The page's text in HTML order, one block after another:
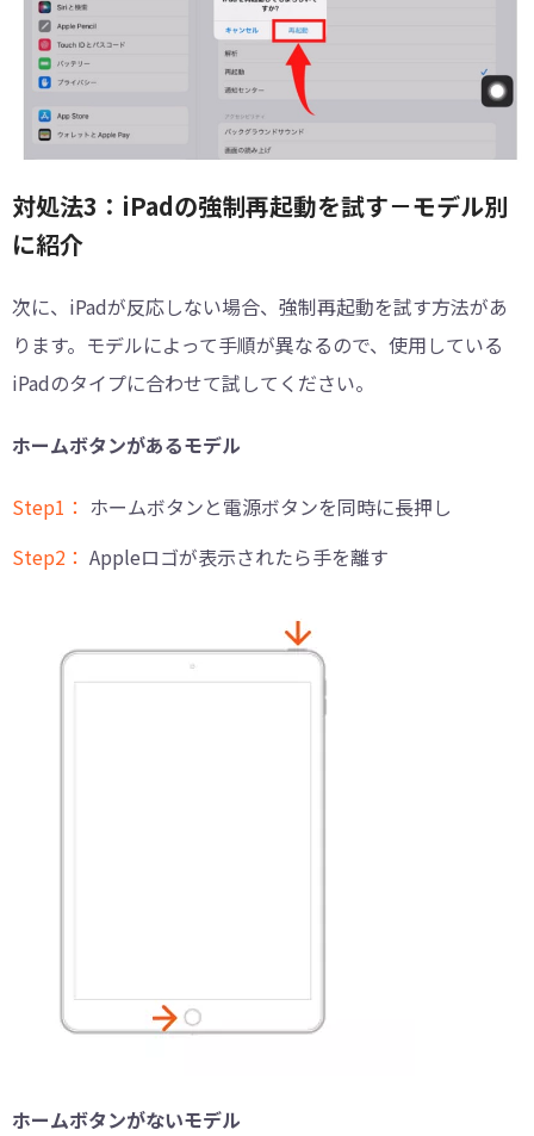
対処法3：iPadの強制再起動を試す－モデル別
に紹介
次に、iPadが反応しない場合、強制再起動を試す方法があ
ります。モデルによって手順が異なるので、使用している
iPadのタイプに合わせて試してください。
ホームボタンがあるモデル
Step1： ホームボタンと電源ボタンを同時に長押し
Step2： Appleロゴが表示されたら手を離す
ホームボタンがないモデル